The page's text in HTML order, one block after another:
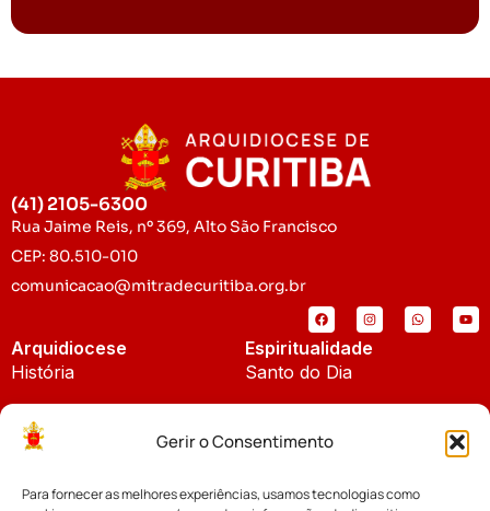
Gerir o Consentimento
Para fornecer as melhores experiências, usamos tecnologias como
(41) 2105-6300
Rua Jaime Reis, nº 369, Alto São Francisco
CEP: 80.510-010
comunicacao@mitradecuritiba.org.br
Arquidiocese
História
Padroeira
Espiritualidade
Santo do Dia
Notícias
Cúria Diocesana